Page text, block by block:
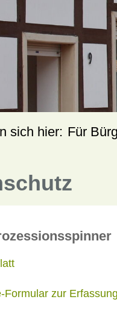
Für
Formular zur